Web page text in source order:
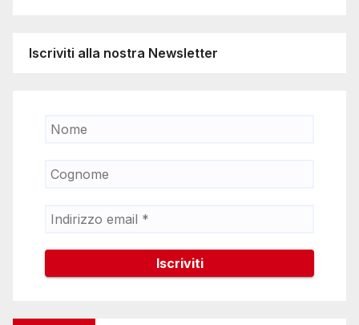
Iscriviti alla nostra Newsletter